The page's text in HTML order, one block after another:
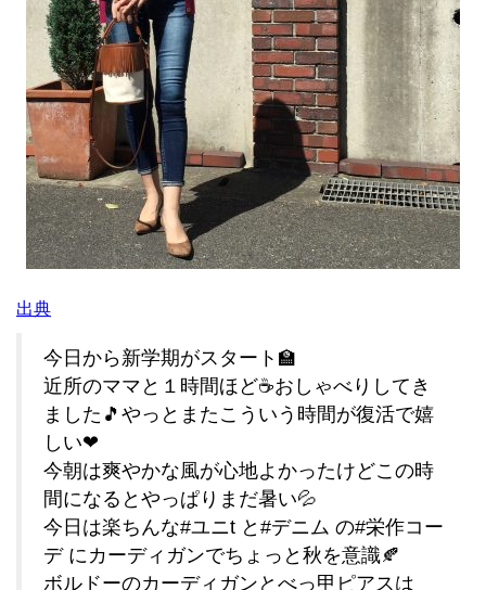
出典
今日から新学期がスタート🏫
近所のママと１時間ほど☕おしゃべりしてき
ました🎵やっとまたこういう時間が復活で嬉
しい❤
今朝は爽やかな風が心地よかったけどこの時
間になるとやっぱりまだ暑い💦
今日は楽ちんな#ユニt と#デニム の#栄作コー
デ にカーディガンでちょっと秋を意識🍂
ボルドーのカーディガンとべっ甲ピアスは